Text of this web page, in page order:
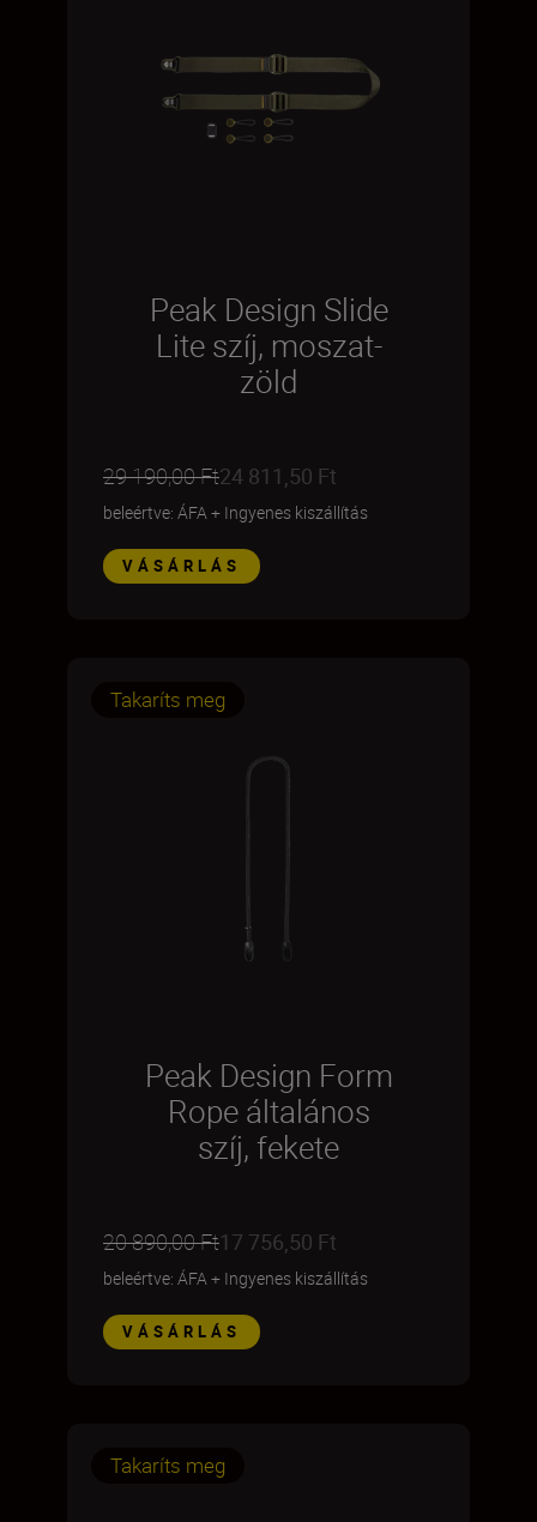
Peak Design Slide
Lite szíj, moszat-
zöld
29 190,00 Ft24 811,50 Ft
beleértve: ÁFA+ Ingyenes kiszállítás
VÁSÁRLÁS
Takaríts meg
Peak Design Form
Rope általános
szíj, fekete
20 890,00 Ft17 756,50 Ft
beleértve: ÁFA+ Ingyenes kiszállítás
VÁSÁRLÁS
Takaríts meg